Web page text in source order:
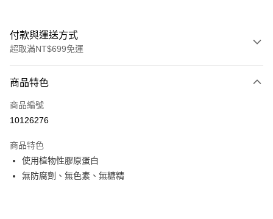
付款與運送方式
超取滿NT$699免運
信用卡一次付款
Apple Pay
運送方式
• 付款後全家取貨
每筆NT$60，滿NT$699(含以上)免運費
商品特色
商品編號
10126276
商品特色
使用植物性膠原蛋白
無防腐劑、無色素、無糖精